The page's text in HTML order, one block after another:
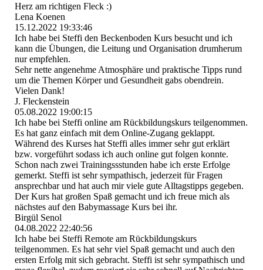
Herz am richtigen Fleck :)
Lena Koenen
15.12.2022 19:33:46
Ich habe bei Steffi den Beckenboden Kurs besucht und ich
kann die Übungen, die Leitung und Organisation drumherum
nur empfehlen.
Sehr nette angenehme Atmosphäre und praktische Tipps rund
um die Themen Körper und Gesundheit gabs obendrein.
Vielen Dank!
J. Fleckenstein
05.08.2022 19:00:15
Ich habe bei Steffi online am Rückbildungskurs teilgenommen.
Es hat ganz einfach mit dem Online-Zugang geklappt.
Während des Kurses hat Steffi alles immer sehr gut erklärt
bzw. vorgeführt sodass ich auch online gut folgen konnte.
Schon nach zwei Trainingssstunden habe ich erste Erfolge
gemerkt. Steffi ist sehr sympathisch, jederzeit für Fragen
ansprechbar und hat auch mir viele gute Alltagstipps gegeben.
Der Kurs hat großen Spaß gemacht und ich freue mich als
nächstes auf den Babymassage Kurs bei ihr.
Birgül Senol
04.08.2022 22:40:56
Ich habe bei Steffi Remote am Rückbildungskurs
teilgenommen. Es hat sehr viel Spaß gemacht und auch den
ersten Erfolg mit sich gebracht. Steffi ist sehr sympathisch und